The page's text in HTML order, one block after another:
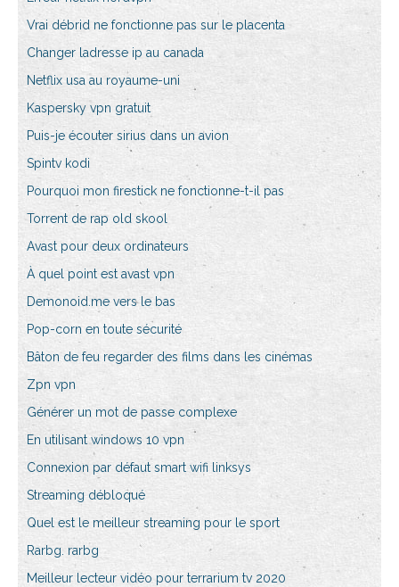
Vrai débrid ne fonctionne pas sur le placenta
Changer ladresse ip au canada
Netflix usa au royaume-uni
Kaspersky vpn gratuit
Puis-je écouter sirius dans un avion
Spintv kodi
Pourquoi mon firestick ne fonctionne-t-il pas
Torrent de rap old skool
Avast pour deux ordinateurs
À quel point est avast vpn
Demonoid.me vers le bas
Pop-corn en toute sécurité
Bâton de feu regarder des films dans les cinémas
Zpn vpn
Générer un mot de passe complexe
En utilisant windows 10 vpn
Connexion par défaut smart wifi linksys
Streaming débloqué
Quel est le meilleur streaming pour le sport
Rarbg. rarbg
Meilleur lecteur vidéo pour terrarium tv 2020